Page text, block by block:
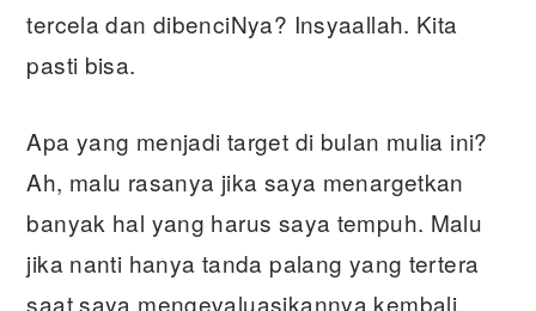
tercela dan dibenciNya? Insyaallah. Kita
pasti bisa.
Apa yang menjadi target di bulan mulia ini?
Ah, malu rasanya jika saya menargetkan
banyak hal yang harus saya tempuh. Malu
jika nanti hanya tanda palang yang tertera
saat saya mengevaluasikannya kembali.